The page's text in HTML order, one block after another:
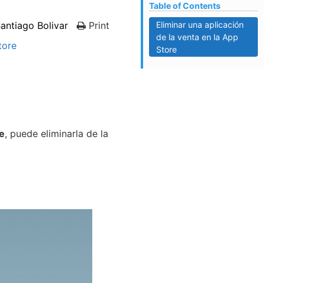
Bolivar
Print
, puede eliminarla de la
Table of Contents
Eliminar una aplicación
de la venta en la App
Store